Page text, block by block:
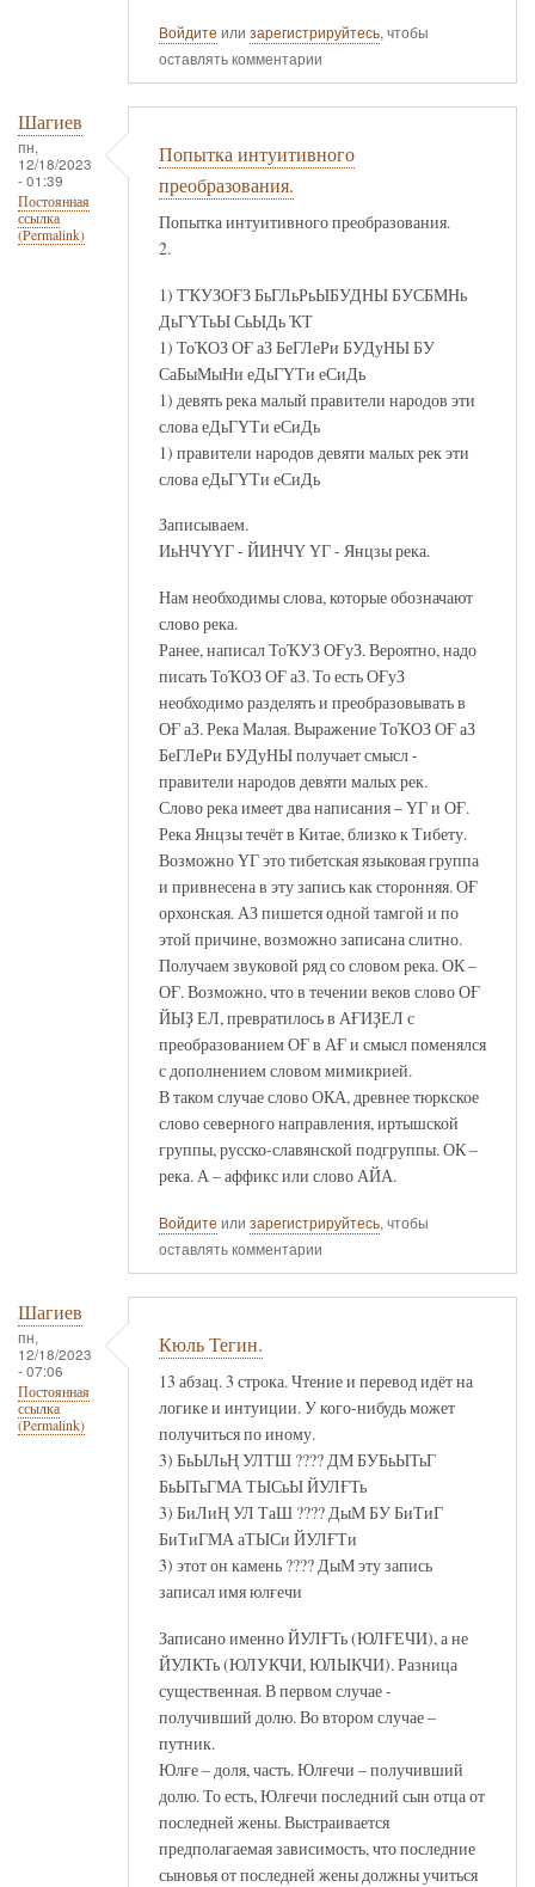
Войдите или зарегистрируйтесь, чтобы
оставлять комментарии
Шагиев
пн,
12/18/2023
- 01:39
Постоянная
ссылка
(Permalink)
Попытка интуитивного
преобразования.
Попытка интуитивного преобразования.
2.
1) ТҠУЗОҒЗ БьГЛьРьЫБУДНЫ БУСБМНь
ДьГҮТьЫ СьЫДь ҠТ
1) ТоҠОЗ ОҒ аЗ БеГЛеРи БУДуНЫ БУ
СаБыМыНи еДьГҮТи еСиДь
1) девять река малый правители народов эти
слова еДьГҮТи еСиДь
1) правители народов девяти малых рек эти
слова еДьГҮТи еСиДь
Записываем.
ИьНЧҮҮГ - ЙИНЧҮ ҮГ - Янцзы река.
Нам необходимы слова, которые обозначают
слово река.
Ранее, написал ТоҠУЗ ОҒуЗ. Вероятно, надо
писать ТоҠОЗ ОҒ аЗ. То есть ОҒуЗ
необходимо разделять и преобразовывать в
ОҒ аЗ. Река Малая. Выражение ТоҠОЗ ОҒ аЗ
БеГЛеРи БУДуНЫ получает смысл -
правители народов девяти малых рек.
Слово река имеет два написания – ҮГ и ОҒ.
Река Янцзы течёт в Китае, близко к Тибету.
Возможно ҮГ это тибетская языковая группа
и привнесена в эту запись как сторонняя. ОҒ
орхонская. АЗ пишется одной тамгой и по
этой причине, возможно записана слитно.
Получаем звуковой ряд со словом река. ОК –
ОҒ. Возможно, что в течении веков слово ОҒ
ЙЫҘ ЕЛ, превратилось в АҒИҘЕЛ с
преобразованием ОҒ в АҒ и смысл поменялся
с дополнением словом мимикрией.
В таком случае слово ОКА, древнее тюркское
слово северного направления, иртышской
группы, русско-славянской подгруппы. ОК –
река. А – аффикс или слово АЙА.
Войдите или зарегистрируйтесь, чтобы
оставлять комментарии
Шагиев
пн,
12/18/2023
- 07:06
Постоянная
ссылка
(Permalink)
Кюль Тегин.
13 абзац. 3 строка. Чтение и перевод идёт на
логике и интуиции. У кого-нибудь может
получиться по иному.
3) БьЫЛьҢ УЛТШ ???? ДМ БУБьЫТьГ
БьЫТьГМА ТЫСьЫ ЙУЛҒТь
3) БиЛиҢ УЛ ТаШ ???? ДыМ БУ БиТиГ
БиТиГМА аТЫСи ЙУЛҒТи
3) этот он камень ???? ДыМ эту запись
записал имя юлғечи
Записано именно ЙУЛҒТь (ЮЛҒЕЧИ), а не
ЙУЛКТь (ЮЛУКЧИ, ЮЛЫКЧИ). Разница
существенная. В первом случае -
получивший долю. Во втором случае –
путник.
Юлғе – доля, часть. Юлғечи – получивший
долю. То есть, Юлғечи последний сын отца от
последней жены. Выстраивается
предполагаемая зависимость, что последние
сыновья от последней жены должны учиться